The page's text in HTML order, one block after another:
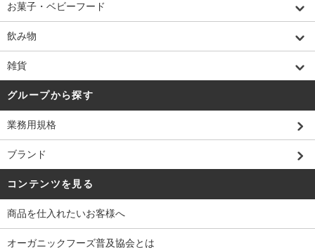
お菓子・ベビーフード
飲み物
雑貨
グループから探す
業務用規格
ブランド
コンテンツを見る
商品を仕入れたいお客様へ
オーガニックフーズ普及協会とは